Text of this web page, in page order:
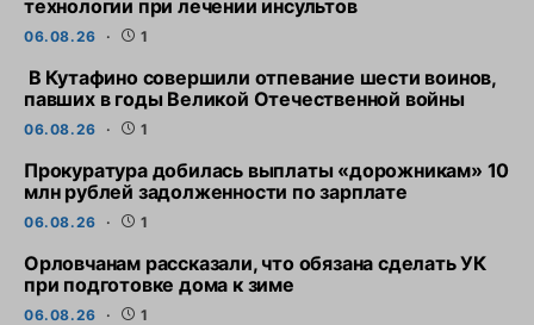
технологии при лечении инсультов
06.08.26 1
В Кутафино совершили отпевание шести воинов,
павших в годы Великой Отечественной войны
06.08.26 1
Прокуратура добилась выплаты «дорожникам» 10
млн рублей задолженности по зарплате
06.08.26 1
Орловчанам рассказали, что обязана сделать УК
при подготовке дома к зиме
06.08.26 1